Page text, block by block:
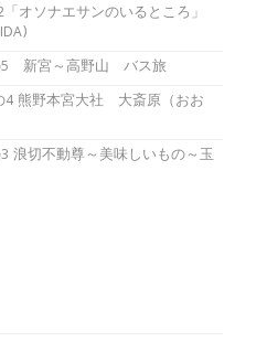
オソナエサンのいるところ」
5 新宮～高野山 バス旅
4 熊野本宮大社 大斎原（おお
浪切不動尊～美味しいもの～玉